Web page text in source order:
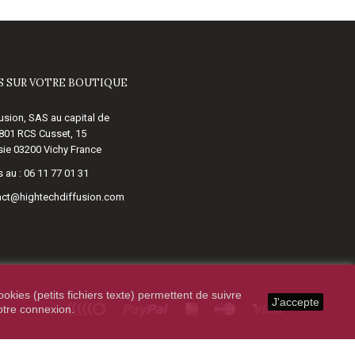
SUR VOTRE BOUTIQUE
SAS au capital de
RCS Cusset, 15
03200 Vichy France
au : 06 11 77 01 31
(petits fichiers texte) permettent de suivre
connexion.
J'accepte